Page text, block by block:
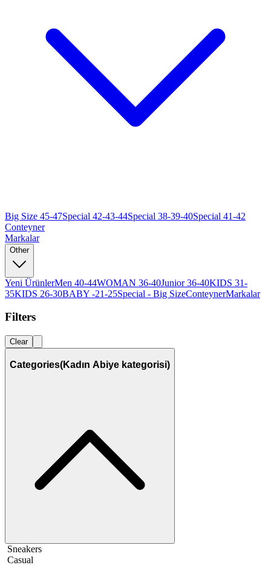
Big Size 45-47Special 42-43-44Special 38-39-40Special 41-42
Conteyner
Markalar
Other
Yeni ÜrünlerMen 40-44WOMAN 36-40Junior 36-40KIDS 31-
35KIDS 26-30BABY -21-25Special - Big SizeConteynerMarkalar
Filters
Clear
Categories(Kadın Abiye kategorisi)
Sneakers
Casual